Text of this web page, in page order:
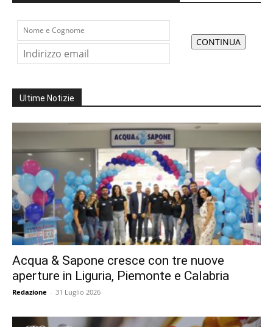
Ultime Notizie
Acqua & Sapone cresce con tre nuove
aperture in Liguria, Piemonte e Calabria
Redazione - 31 Luglio 2026